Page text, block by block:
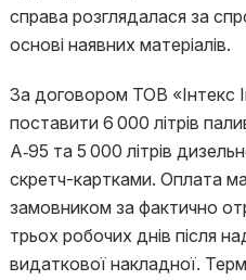
справа розглядалася за
основі наявних матеріалів.
За договором ТОВ «Інтекс
поставити 6 000 літрів
А‑95 та 5 000 літрів
скретч-картками. Оплата
замовником за фактично
трьох робочих днів після
видаткової накладної.